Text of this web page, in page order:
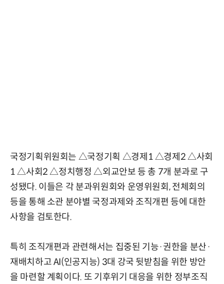
국정기획위원회는 △국정기획 △경제1 △경제2 △사회
1 △사회2 △정치행정 △외교안보 등 총 7개 분과로 구
성됐다. 이들은 각 분과위원회와 운영위원회, 전체회의
등을 통해 소관 분야별 국정과제와 조직개편 등에 대한
사항을 검토한다.
특히 조직개편과 관련해서는 집중된 기능·권한을 분산·
재배치하고 AI(인공지능) 3대 강국 뒷받침을 위한 방안
을 마련할 계획이다. 또 기후위기 대응을 위한 정부조직